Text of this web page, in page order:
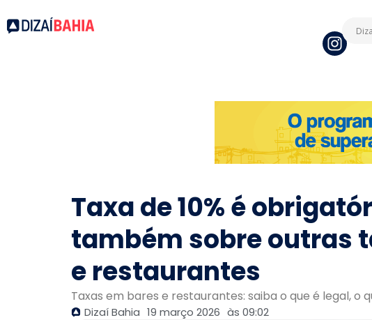
Taxa de 10% é
também sobre outras
e restaurantes
Taxas em bares e restaurantes: saiba o que é legal, o
Dizaí Bahia 19 março 2026 às 09:02